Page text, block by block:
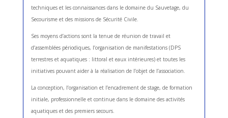
techniques et les connaissances dans le domaine du Sauvetage, du
Secourisme et des missions de Sécurité Civile.
Ses moyens d’actions sont la tenue de réunion de travail et
d’assemblées périodiques, l’organisation de manifestations (DPS
terrestres et aquatiques : littoral et eaux intérieures) et toutes les
initiatives pouvant aider à la réalisation de l’objet de l’association.
La conception, l’organisation et l’encadrement de stage, de formation
initiale, professionnelle et continue dans le domaine des activités
aquatiques et des premiers secours.